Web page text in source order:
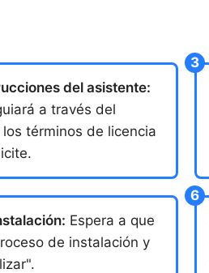
del asistente:
a través del
términos de licencia
Espera a que
de instalación y